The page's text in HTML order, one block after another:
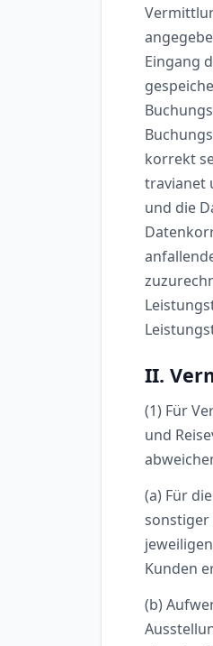
Eingang
korrekt
travianet
und die
II.
(1) Für
und
(a) Für
sonstiger
Kunden
(b)